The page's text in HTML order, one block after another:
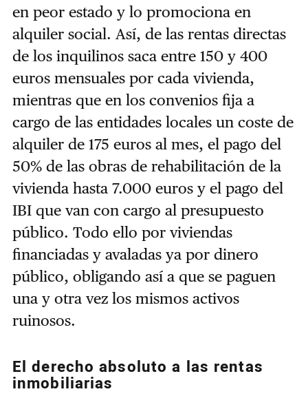
en peor estado y lo promociona en
alquiler social. Así, de las rentas directas
de los inquilinos saca entre 150 y 400
euros mensuales por cada vivienda,
mientras que en los convenios fija a
cargo de las entidades locales un coste de
alquiler de 175 euros al mes, el pago del
50% de las obras de rehabilitación de la
vivienda hasta 7.000 euros y el pago del
IBI que van con cargo al presupuesto
público. Todo ello por viviendas
financiadas y avaladas ya por dinero
público, obligando así a que se paguen
una y otra vez los mismos activos
ruinosos.
El derecho absoluto a las rentas
inmobiliarias